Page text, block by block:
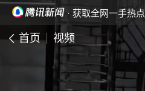
· 获取全网一手热点
首页 视频